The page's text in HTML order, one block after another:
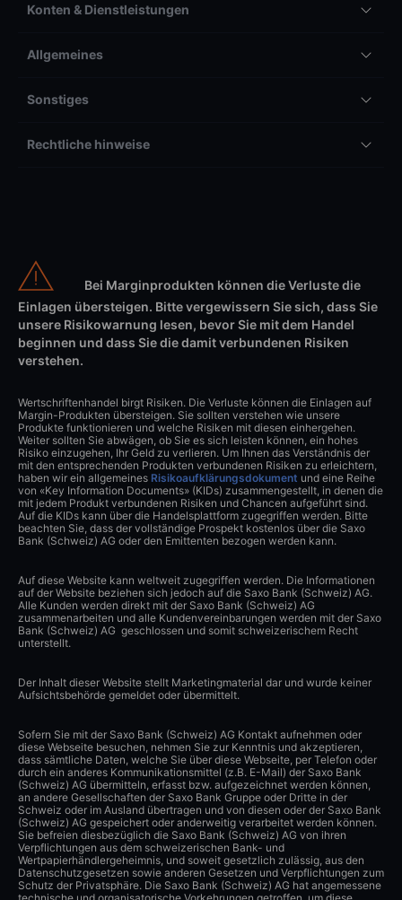
Konten & Dienstleistungen
Allgemeines
Sonstiges
Rechtliche hinweise
Bei Marginprodukten können die Verluste die
Einlagen übersteigen. Bitte vergewissern Sie sich, dass Sie
unsere Risikowarnung lesen, bevor Sie mit dem Handel
beginnen und dass Sie die damit verbundenen Risiken
verstehen.
Wertschriftenhandel birgt Risiken. Die Verluste können die Einlagen auf
Margin-Produkten übersteigen. Sie sollten verstehen wie unsere
Produkte funktionieren und welche Risiken mit diesen einhergehen.
Weiter sollten Sie abwägen, ob Sie es sich leisten können, ein hohes
Risiko einzugehen, Ihr Geld zu verlieren. Um Ihnen das Verständnis der
mit den entsprechenden Produkten verbundenen Risiken zu erleichtern,
haben wir ein allgemeines Risikoaufklärungsdokument und eine Reihe
von «Key Information Documents» (KIDs) zusammengestellt, in denen die
mit jedem Produkt verbundenen Risiken und Chancen aufgeführt sind.
Auf die KIDs kann über die Handelsplattform zugegriffen werden. Bitte
beachten Sie, dass der vollständige Prospekt kostenlos über die Saxo
Bank (Schweiz) AG oder den Emittenten bezogen werden kann.
Auf diese Website kann weltweit zugegriffen werden. Die Informationen
auf der Website beziehen sich jedoch auf die Saxo Bank (Schweiz) AG.
Alle Kunden werden direkt mit der Saxo Bank (Schweiz) AG
zusammenarbeiten und alle Kundenvereinbarungen werden mit der Saxo
Bank (Schweiz) AG geschlossen und somit schweizerischem Recht
unterstellt.
Der Inhalt dieser Website stellt Marketingmaterial dar und wurde keiner
Aufsichtsbehörde gemeldet oder übermittelt.
Sofern Sie mit der Saxo Bank (Schweiz) AG Kontakt aufnehmen oder
diese Webseite besuchen, nehmen Sie zur Kenntnis und akzeptieren,
dass sämtliche Daten, welche Sie über diese Webseite, per Telefon oder
durch ein anderes Kommunikationsmittel (z.B. E-Mail) der Saxo Bank
(Schweiz) AG übermitteln, erfasst bzw. aufgezeichnet werden können,
an andere Gesellschaften der Saxo Bank Gruppe oder Dritte in der
Schweiz oder im Ausland übertragen und von diesen oder der Saxo Bank
(Schweiz) AG gespeichert oder anderweitig verarbeitet werden können.
Sie befreien diesbezüglich die Saxo Bank (Schweiz) AG von ihren
Verpflichtungen aus dem schweizerischen Bank- und
Wertpapierhändlergeheimnis, und soweit gesetzlich zulässig, aus den
Datenschutzgesetzen sowie anderen Gesetzen und Verpflichtungen zum
Schutz der Privatsphäre. Die Saxo Bank (Schweiz) AG hat angemessene